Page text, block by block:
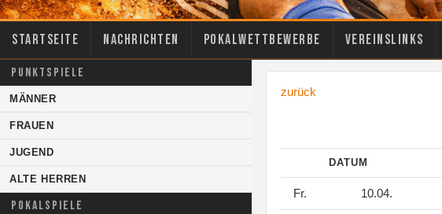
Startseite Nachrichten Pokalwettbewerbe Vereinslinks
PUNKTSPIELE
MÄNNER
FRAUEN
JUGEND
ALTE HERREN
POKALSPIELE
zurück
DATUM
Fr. 10.04.